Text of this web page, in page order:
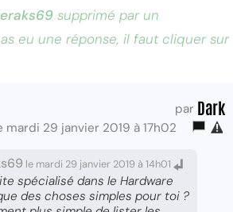
supprimé par un
eu une réponse, il faut cliquer sur
par Dark
mardi 29 janvier 2019 à 17h02
le mardi 29 janvier 2019 à 14h01
spécialisé dans le Hardware
des choses simples pour toi ?